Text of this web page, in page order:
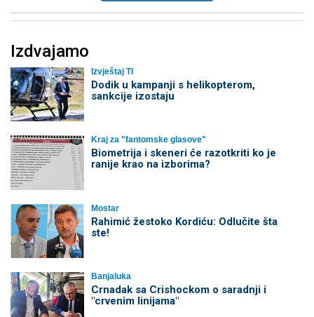
Izdvajamo
Izvještaj TI
Dodik u kampanji s helikopterom,
sankcije izostaju
Kraj za "fantomske glasove"
Biometrija i skeneri će razotkriti ko je
ranije krao na izborima?
Mostar
Rahimić žestoko Kordiću: Odlučite šta
ste!
Banjaluka
Crnadak sa Crishockom o saradnji i
"crvenim linijama"